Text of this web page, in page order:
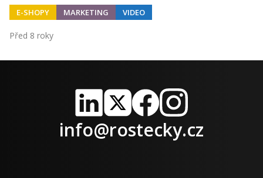
E-SHOPY MARKETING VIDEO
Před 8 roky
LinkedIn
X FacebookInstagram
info@rostecky.cz